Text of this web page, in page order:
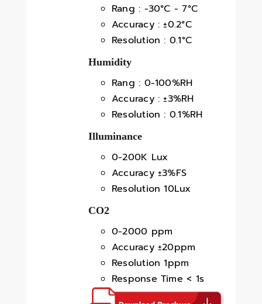
Rang : -30°C - 7°C
Accuracy : ±0.2°C
Resolution : 0.1°C
Humidity
Rang : 0-100%RH
Accuracy : ±3%RH
Resolution : 0.1%RH
Illuminance
0-200K Lux
Accuracy ±3%FS
Resolution 10Lux
CO2
0-2000 ppm
Accuracy ±20ppm
Resolution 1ppm
Response Time < 1s